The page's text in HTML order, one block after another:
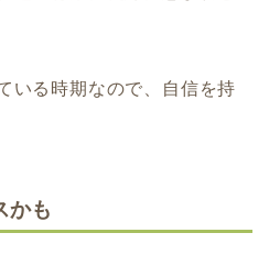
いる時期なので、自信を持
かも